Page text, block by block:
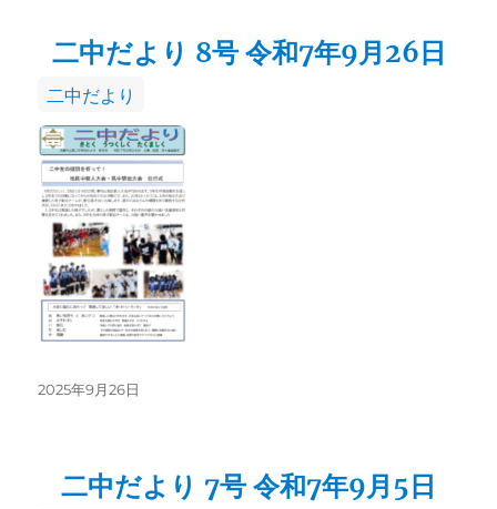
二中だより 8号 令和7年9月26日
カ
テ
ゴ
リ
ー
二中だより
投
2025年9月26日
二中だより 7号 令和7年9月5日